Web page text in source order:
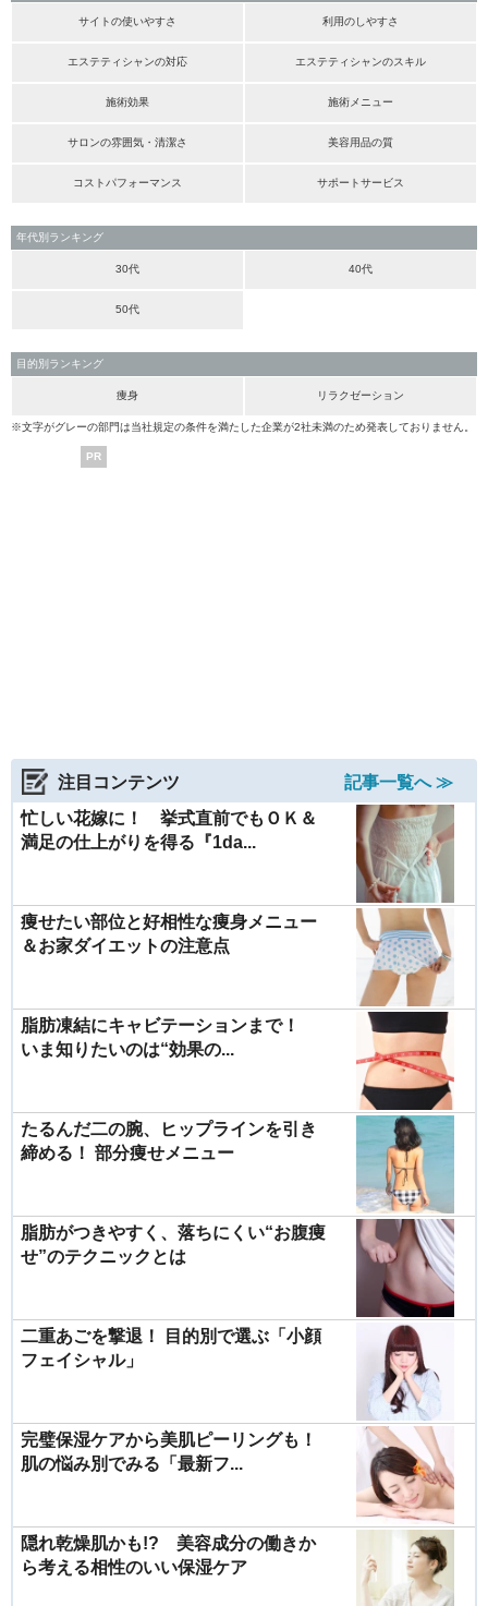
サイトの使いやすさ 利用のしやすさ
エステティシャンの対応 エステティシャンのスキル
施術効果 施術メニュー
サロンの雰囲気・清潔さ 美容用品の質
コストパフォーマンス サポートサービス
年代別ランキング
30代 40代
50代
目的別ランキング
痩身 リラクゼーション
※文字がグレーの部門は当社規定の条件を満たした企業が2社未満のため発表しておりません。
PR
注目コンテンツ
記事一覧へ ≫
忙しい花嫁に！ 挙式直前でもＯＫ＆
満足の仕上がりを得る『1da...
痩せたい部位と好相性な痩身メニュー
＆お家ダイエットの注意点
脂肪凍結にキャビテーションまで！
いま知りたいのは“効果の...
たるんだ二の腕、ヒップラインを引き
締める！ 部分痩せメニュー
脂肪がつきやすく、落ちにくい“お腹痩
せ”のテクニックとは
二重あごを撃退！ 目的別で選ぶ「小顔
フェイシャル」
完璧保湿ケアから美肌ピーリングも！
肌の悩み別でみる「最新フ...
隠れ乾燥肌かも!? 美容成分の働きか
ら考える相性のいい保湿ケア